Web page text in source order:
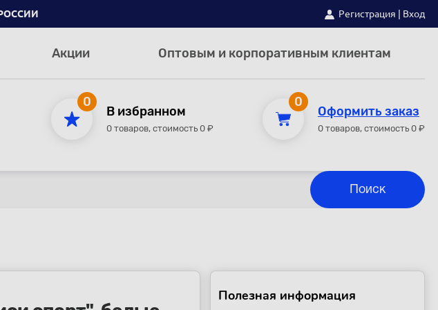
Регистрация Вход
Акции Оптовым и корпоративным клиентам
0
В избранном
0 товаров, стоимость 0 ₽
0
Оформить заказ
0 товаров, стоимость 0 ₽
Полезная информация